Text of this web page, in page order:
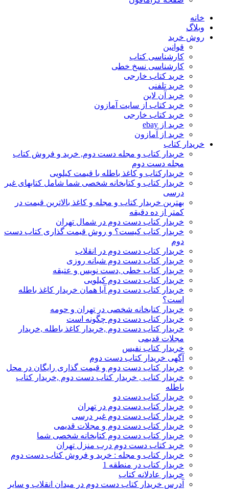
خانه
وبلاگ
روش خرید
قوانین
کارشناسی کتاب
کارشناسی نسخ خطی
خرید کتاب خارجی
خرید تلفنی
خرید آن لاین
خرید کتاب از سایت آمازون
خرید کتاب خارجی
خرید از ebay
خرید از آمازون
خریدار کتاب
خریدار کتاب و مجله دست دوم, خرید و فروش کتاب
مجله دست دوم
خریدارکتاب و کاغذ باطله با قیمت کیلویی
خریدار کتاب و کتابخانه شخصی شما شامل کتابهای غیر
درسی
بهترین خریدار کتاب و مجله و کاغذ بالاترین قیمت در
کمتر از ده دقیقه
خریدار کتاب دست دوم در شمال تهران
خریدار کتاب کیست؟ و روش قیمت گذاری کتاب دست
دوم
خریدار کتاب دست دوم در انقلاب
خریدار کتاب دست دوم شبانه روزی
خریدار کتاب خطی ,دست نویس و عتیقه
خریدار کتاب دست دوم کیلویی
خریدار کتاب دست دوم آیا همان خریدار کاغذ باطله
است؟
خریدار کتابخانه شخصی در تهران و حومه
خریدار کتاب دست دوم چگونه است
خریدار کتاب دست دوم ,خریدار کاغذ باطله ,خریدار
مجلات قدیمی
خریدار کتاب نفیس
آگهی خریدار کتاب دست دوم
خریدار کتاب دست دوم و قیمت گذاری رایگان در محل
خریدار کتاب , خریدار کتاب دست دوم ,خریدار کتاب
باطله
خریدار کتاب دست دو
خریدار کتاب دست دوم در تهران
خریدار کتاب دست دوم غیر درسی
خریدار کتاب دست دوم و مجلات قدیمی
خریدار کتاب دست دوم کتابخانه شخصی شما
خرید کتاب دست دوم درب منزل تهران
خریدار کتاب و مجله : خرید و فروش کتاب دست دوم
خریدار کتاب در منطقه 1
خریدار عادلانه کتاب
آدرس خریدار کتاب دست دوم در میدان انقلاب و سایر